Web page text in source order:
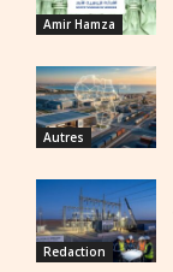
Amir Hamza
Autres
Redaction